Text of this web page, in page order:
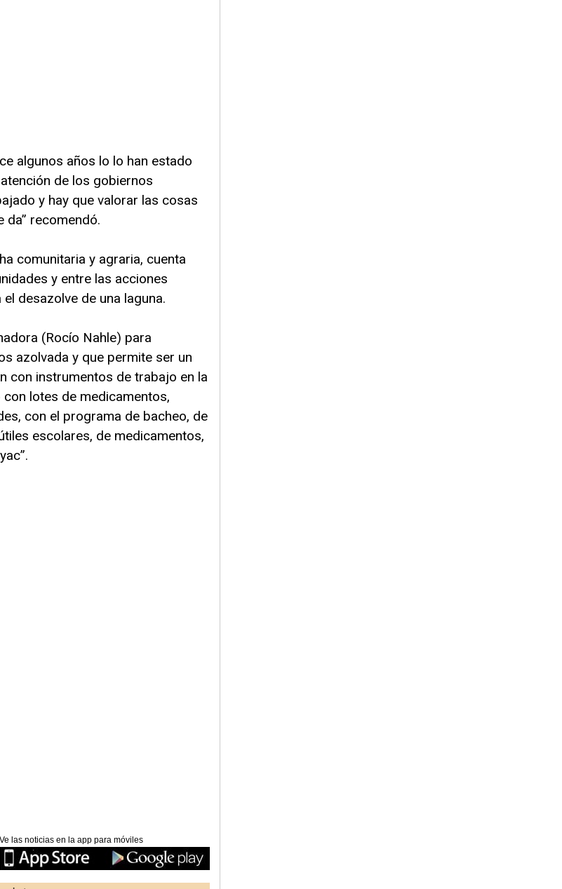
algunos años lo lo han estado
de los gobiernos
y hay que valorar las cosas
da” recomendó.
comunitaria y agraria, cuenta
y entre las acciones
desazolve de una laguna.
(Rocío Nahle) para
azolvada y que permite ser un
con instrumentos de trabajo en la
lotes de medicamentos,
con el programa de bacheo, de
escolares, de medicamentos,
Ve las noticias en la app para móviles